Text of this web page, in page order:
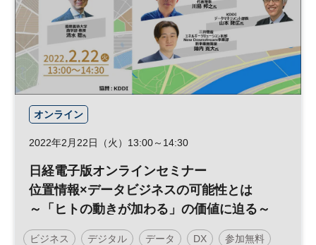
オンライン
2022年2月22日（火）13:00～14:30
日経電子版オンラインセミナー
位置情報×データビジネスの可能性とは
～「ヒトの動きが加わる」の価値に迫る～
ビジネス デジタル データ DX 参加無料